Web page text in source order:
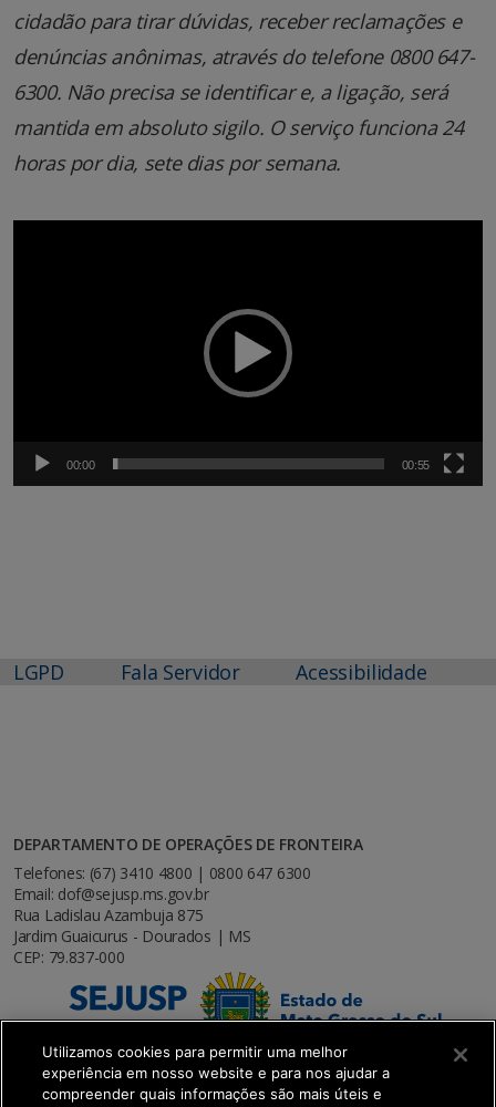
cidadão para tirar dúvidas, receber reclamações e
denúncias anônimas, através do telefone 0800 647-
6300. Não precisa se identificar e, a ligação, será
mantida em absoluto sigilo. O serviço funciona 24
horas por dia, sete dias por semana.
00:00 00:55
LGPD Fala Servidor Acessibilidade
DEPARTAMENTO DE OPERAÇÕES DE FRONTEIRA
Telefones: (67) 3410 4800 | 0800 647 6300
Email: dof@sejusp.ms.gov.br
Rua Ladislau Azambuja 875
Jardim Guaicurus - Dourados | MS
CEP: 79.837-000
Utilizamos cookies para permitir uma melhor
experiência em nosso website e para nos ajudar a
compreender quais informações são mais úteis e